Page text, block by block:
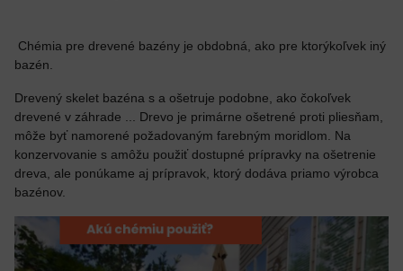
Chémia pre drevené bazény je obdobná, ako pre ktorýkoľvek iný
bazén.
Drevený skelet bazéna s a ošetruje podobne, ako čokoľvek
drevené v záhrade ... Drevo je primárne ošetrené proti pliesňam,
môže byť namorené požadovaným farebným moridlom. Na
konzervovanie s amôžu použiť dostupné prípravky na ošetrenie
dreva, ale ponúkame aj prípravok, ktorý dodáva priamo výrobca
bazénov.